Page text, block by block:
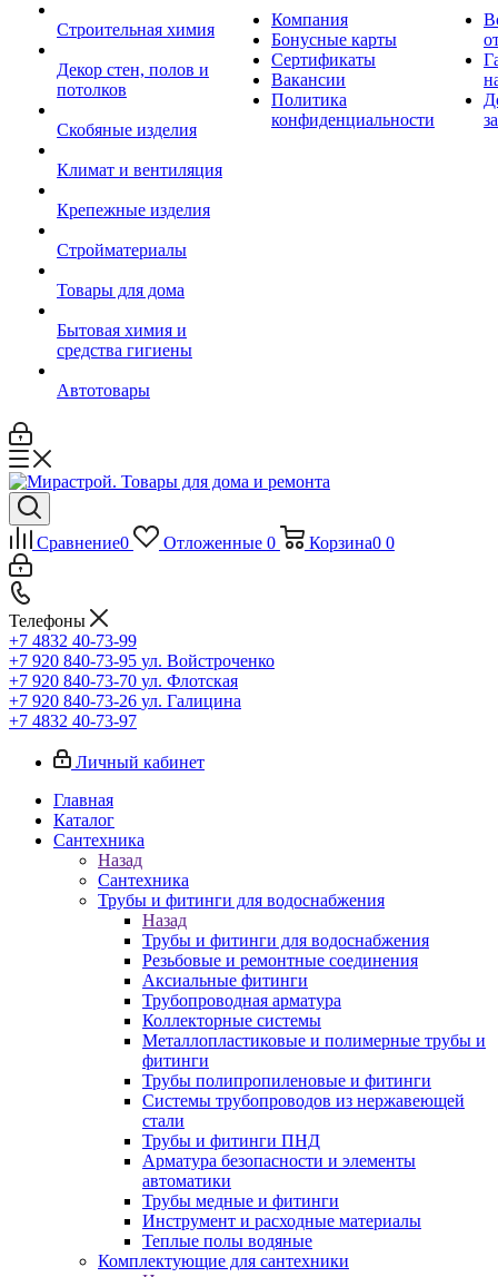
Строительная химия
Декор стен, полов и
потолков
Скобяные изделия
Климат и вентиляция
Крепежные изделия
Стройматериалы
Товары для дома
Бытовая химия и
средства гигиены
Автотовары
Компания
Бонусные карты
Сертификаты
Вакансии
Политика
конфиденциальности
Сравнение0 Отложенные 0 Корзина0 0
Телефоны
+7 4832 40-73-99
+7 920 840-73-95 ул. Войстроченко
+7 920 840-73-70 ул. Флотская
+7 920 840-73-26 ул. Галицина
+7 4832 40-73-97
Личный кабинет
Главная
Каталог
Сантехника
Назад
Сантехника
Трубы и фитинги для водоснабжения
Назад
Трубы и фитинги для водоснабжения
Резьбовые и ремонтные соединения
Аксиальные фитинги
Трубопроводная арматура
Коллекторные системы
Металлопластиковые и полимерные трубы и
фитинги
Трубы полипропиленовые и фитинги
Системы трубопроводов из нержавеющей
стали
Трубы и фитинги ПНД
Арматура безопасности и элементы
автоматики
Трубы медные и фитинги
Инструмент и расходные материалы
Теплые полы водяные
Комплектующие для сантехники